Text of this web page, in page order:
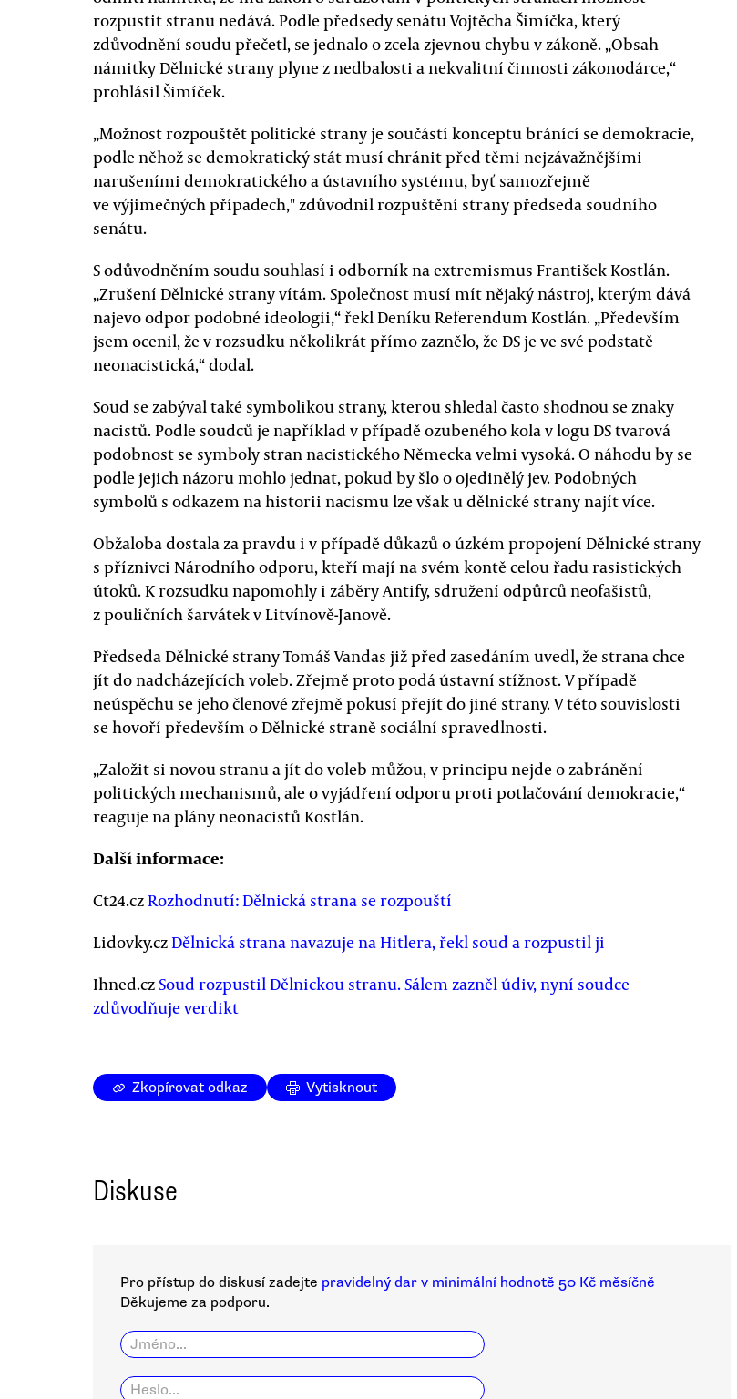
rozpustit stranu nedává. Podle předsedy senátu Vojtěcha Šimíčka, který
zdůvodnění soudu přečetl, se jednalo o zcela zjevnou chybu v zákoně. „Obsah
námitky Dělnické strany plyne z nedbalosti a nekvalitní činnosti zákonodárce,“
prohlásil Šimíček.
„Možnost rozpouštět politické strany je součástí konceptu bránící se demokracie,
podle něhož se demokratický stát musí chránit před těmi nejzávažnějšími
narušeními demokratického a ústavního systému, byť samozřejmě
ve výjimečných případech," zdůvodnil rozpuštění strany předseda soudního
senátu.
S odůvodněním soudu souhlasí i odborník na extremismus František Kostlán.
„Zrušení Dělnické strany vítám. Společnost musí mít nějaký nástroj, kterým dává
najevo odpor podobné ideologii,“ řekl Deníku Referendum Kostlán. „Především
jsem ocenil, že v rozsudku několikrát přímo zaznělo, že DS je ve své podstatě
neonacistická,“ dodal.
Soud se zabýval také symbolikou strany, kterou shledal často shodnou se znaky
nacistů. Podle soudců je například v případě ozubeného kola v logu DS tvarová
podobnost se symboly stran nacistického Německa velmi vysoká. O náhodu by se
podle jejich názoru mohlo jednat, pokud by šlo o ojedinělý jev. Podobných
symbolů s odkazem na historii nacismu lze však u dělnické strany najít více.
Obžaloba dostala za pravdu i v případě důkazů o úzkém propojení Dělnické strany
s příznivci Národního odporu, kteří mají na svém kontě celou řadu rasistických
útoků. K rozsudku napomohly i záběry Antify, sdružení odpůrců neofašistů,
z pouličních šarvátek v Litvínově-Janově.
Předseda Dělnické strany Tomáš Vandas již před zasedáním uvedl, že strana chce
jít do nadcházejících voleb. Zřejmě proto podá ústavní stížnost. V případě
neúspěchu se jeho členové zřejmě pokusí přejít do jiné strany. V této souvislosti
se hovoří především o Dělnické straně sociální spravedlnosti.
„Založit si novou stranu a jít do voleb můžou, v principu nejde o zabránění
politických mechanismů, ale o vyjádření odporu proti potlačování demokracie,“
reaguje na plány neonacistů Kostlán.
Další informace:
Ct24.czRozhodnutí: Dělnická strana se rozpouští
Lidovky.czDělnická strana navazuje na Hitlera, řekl soud a rozpustil ji
Ihned.czSoud rozpustil Dělnickou stranu. Sálem zazněl údiv, nyní soudce
zdůvodňuje verdikt
Zkopírovat odkaz Vytisknout
Diskuse
Pro přístup do diskusí zadejte pravidelný dar v minimální hodnotě 50 Kč měsíčně
Děkujeme za podporu.